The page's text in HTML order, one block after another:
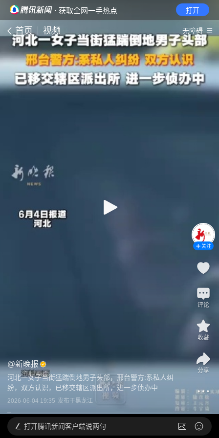
· 获取全网一手热点 打开
首页 视频 无障碍
@新晚报
河北一女子当街猛踹倒地男子头部，邢台警方:系私人纠
纷，双方认识，已移交辖区派出所，进一步侦办中
2026-06-04 19:35 发布于黑龙江
关注
评论
收藏
分享
打开腾讯新闻客户端说两句